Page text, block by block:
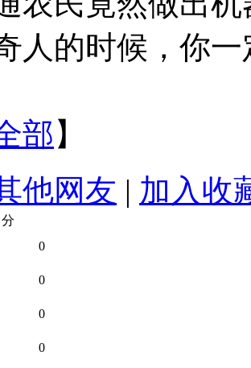
人的时候，你
部 】
他网友 | 加入收
分
0
0
0
0